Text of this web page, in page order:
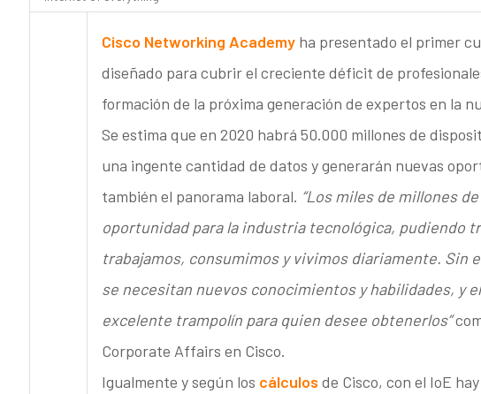
Cisco Networking Academyha presentado el primer
diseñado para cubrir el creciente déficit de
formación de la próxima generación de expertos en la
Se estima que en 2020 habrá 50.000 millones de
una ingente cantidad de datos y generarán nuevas
también el panorama laboral. “Los miles de millones
oportunidad para la industria tecnológica, pudiendo
trabajamos, consumimos y vivimos diariamente. Sin
se necesitan nuevos conocimientos y habilidades, y
excelente trampolín para quien desee obtenerlos”
Corporate Affairs en Cisco.
Igualmente y según los cálculos de Cisco, con el IoE